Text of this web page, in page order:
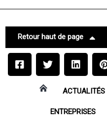
Retour haut de page
ACTUALITÉS
ENTREPRISES